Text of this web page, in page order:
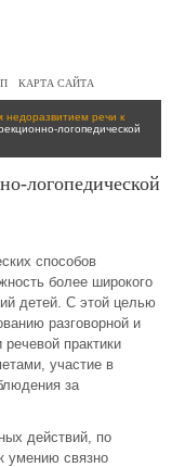
КАРТА САЙТА
недоразвитием речи к
логопедической
логопедической
способов
более широкого
детей. С этой целью
разговорной и
практики
участие в
за
действий, по
умению связно